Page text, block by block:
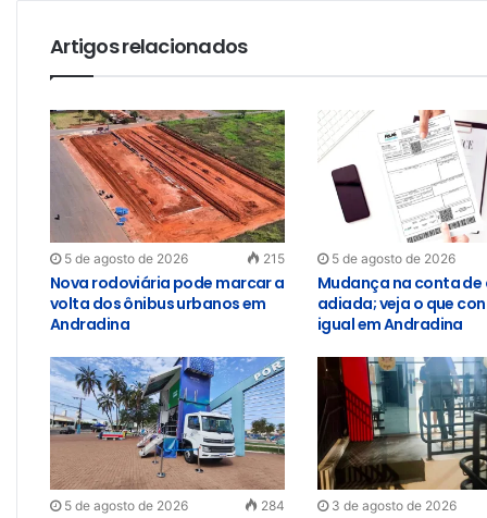
Artigos relacionados
5 de agosto de 2026 215
Nova rodoviária pode marcar a
volta dos ônibus urbanos em
Andradina
5 de agosto de 2026
Mudança na conta de
adiada; veja o que
igual em Andradina
5 de agosto de 2026 284 3 de agosto de 2026